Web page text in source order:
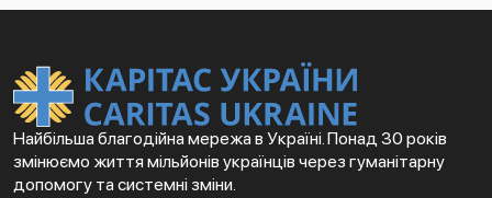
Найбільша благодійна мережа в Україні. Понад 30 років
змінюємо життя мільйонів українців через гуманітарну
допомогу та системні зміни.